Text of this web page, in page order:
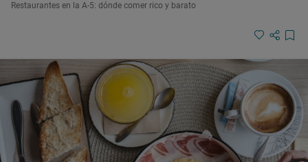
Restaurantes en la A-5: dónde comer rico y barato